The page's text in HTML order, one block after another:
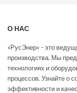
О НАС
«РусЭнер» - это
производства. Мы
технологиях и
процессов. Узнайте о
эффективности и